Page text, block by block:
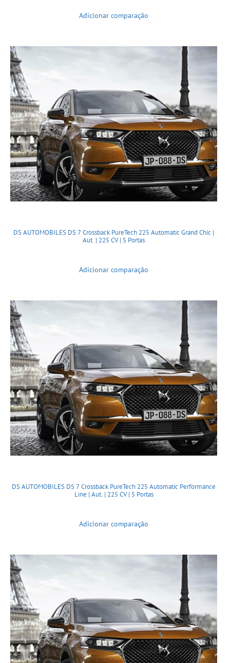
Adicionar comparação
DS AUTOMOBILES DS 7 Crossback PureTech 225 Automatic Grand Chic |
Aut. | 225 CV | 5 Portas
Adicionar comparação
DS AUTOMOBILES DS 7 Crossback PureTech 225 Automatic Performance
Line | Aut. | 225 CV | 5 Portas
Adicionar comparação